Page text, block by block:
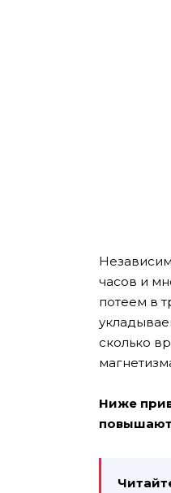
часов и
потеем в
сколько
Ниже
повышают